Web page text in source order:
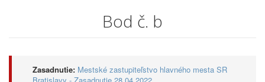
Bod č. b
Zasadnutie: Mestské zastupiteľstvo hlavného mesta SR